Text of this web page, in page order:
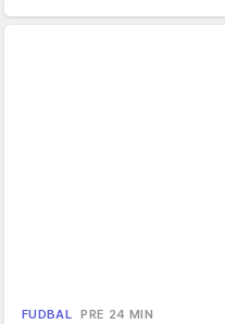
FUDBAL PRE 24 MIN